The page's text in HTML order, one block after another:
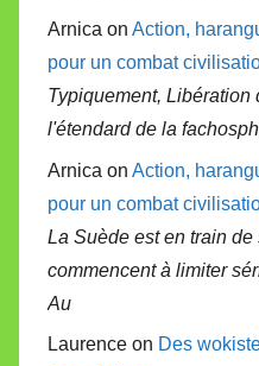
Arnica on Action,
pour un combat
Typiquement, Libération
l'étendard de la
Arnica on Action,
pour un combat
La Suède est en train
commencent à limiter
Au
Laurence on Des